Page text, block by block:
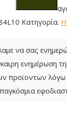
να σας
ενημέρωση
προϊοντων λόγω
Κατηγορία: